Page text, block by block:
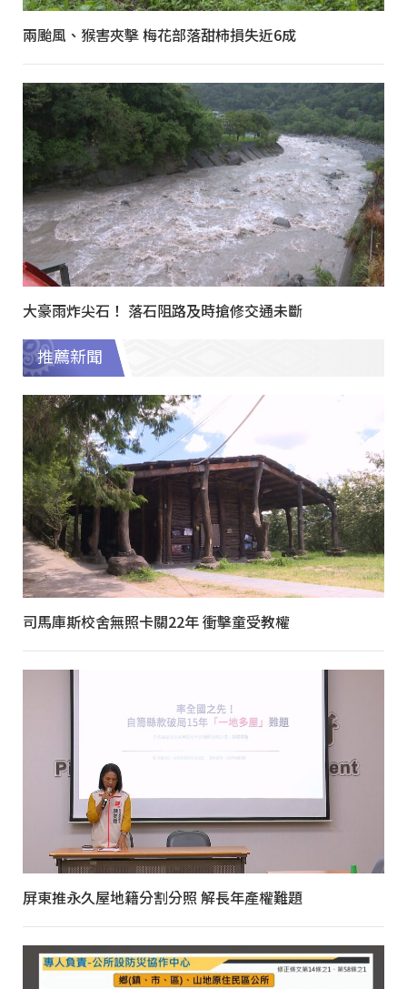
兩颱風、猴害夾擊 梅花部落甜柿損失近6成
大豪雨炸尖石！ 落石阻路及時搶修交通未斷
推薦新聞
司馬庫斯校舍無照卡關22年 衝擊童受教權
屏東推永久屋地籍分割分照 解長年產權難題